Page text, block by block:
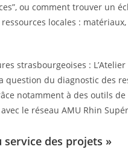
ou comment trouver un
locales :
strasbourgeoises : L’Atelier
du diagnostic des
notamment à des outils
le réseau AMU Rhin
service des projets »